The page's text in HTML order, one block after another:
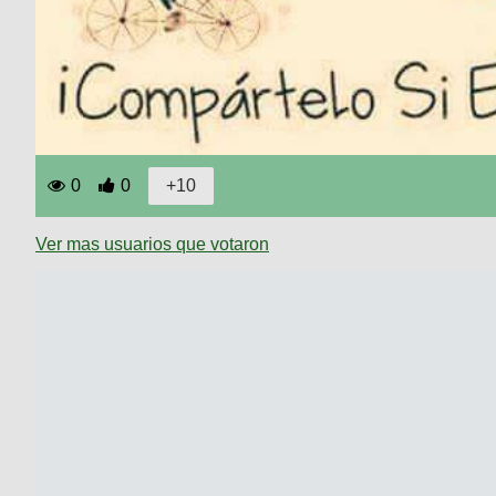
0 0
Ver mas usuarios que votaron